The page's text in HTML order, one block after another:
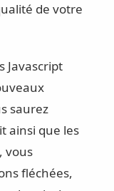
de votre
Javascript
saurez
ainsi que les
vous
fléchées,